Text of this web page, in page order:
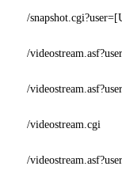
/
/
/
/videostream.cgi
/